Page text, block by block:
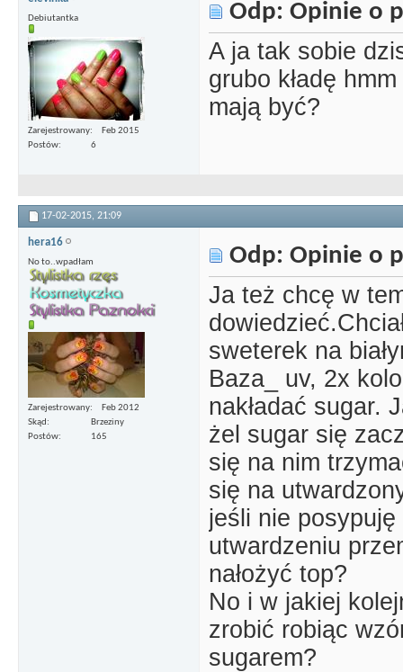
Debiutantka
Zarejestrowany
Feb 2015
Postów
6
Odp: Opinie o
A ja tak sobie
grubo kładę
mają być?
17-02-2015, 21:09
hera16
No to..wpadłam
Zarejestrowany
Feb 2012
Skąd
Brzeziny
Postów
165
Odp: Opinie o
Ja też chcę w
sweterek na
Baza_ uv, 2x
nakładać sugar.
żel sugar się
się na nim
się na
jeśli nie
utwardzeniu
nałożyć top?
No i w jakiej
zrobić robiąc
sugarem?